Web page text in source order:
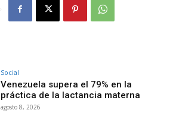
Social
Venezuela supera el 79% en la
práctica de la lactancia materna
agosto 8, 2026